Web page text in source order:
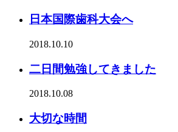
日本国際歯科大会へ
2018.10.10
二日間勉強してきました
2018.10.08
大切な時間